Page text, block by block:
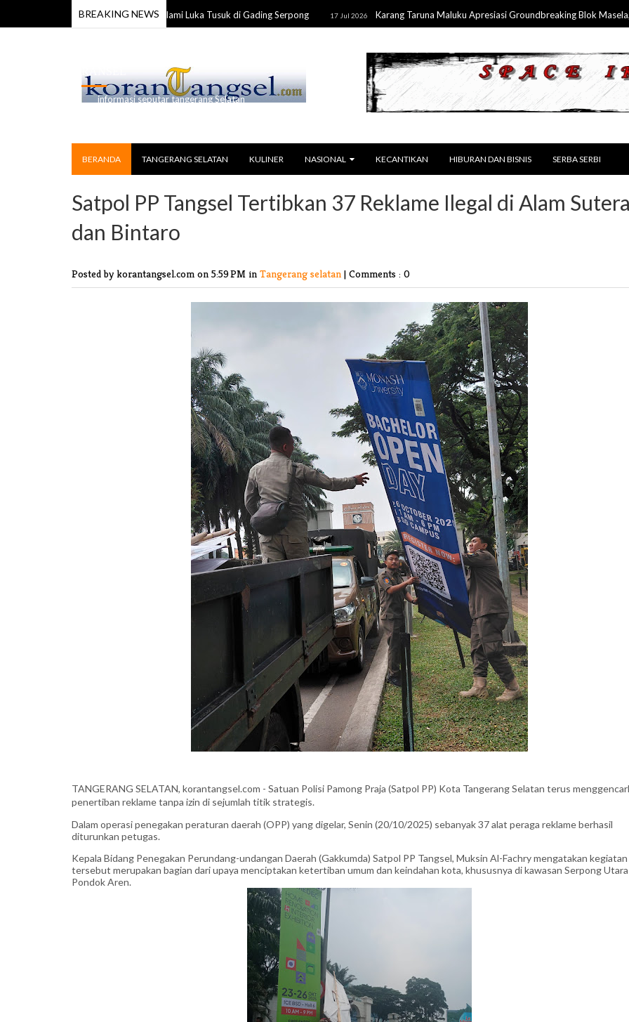
BREAKING NEWS
TNI Ditemukan Tewas Alami Luka Tusuk di Gading Serpong 17 Jul 2026 Karang Taruna Maluku Apresiasi Groundbreaking Blok Masela, Dorong
informasi seputar tangerang Selatan
BERANDA TANGERANG SELATAN KULINER NASIONAL KECANTIKAN HIBURAN DAN BISNIS SERBA SERBI
Satpol PP Tangsel Tertibkan 37 Reklame Ilegal di Alam Sutera
dan Bintaro
Posted by korantangsel.com on 5:59 PM in Tangerang selatan | Comments : 0
TANGERANG SELATAN, korantangsel.com - Satuan Polisi Pamong Praja (Satpol PP) Kota Tangerang Selatan terus
penertiban reklame tanpa izin di sejumlah titik strategis.
Dalam operasi penegakan peraturan daerah (OPP) yang digelar, Senin (20/10/2025) sebanyak 37 alat peraga reklame berhasil
diturunkan petugas.
Kepala Bidang Penegakan Perundang-undangan Daerah (Gakkumda) Satpol PP Tangsel, Muksin Al-Fachry mengatakan kegiatan
tersebut merupakan bagian dari upaya menciptakan ketertiban umum dan keindahan kota, khususnya di kawasan Serpong
Pondok Aren.